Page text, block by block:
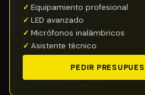
Equipamiento profesional
LED avanzado
Micrófonos inalámbricos
Asistente técnico
PEDIR